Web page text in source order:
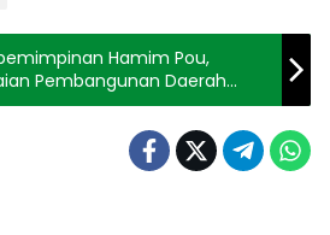
Hamim Pou,
Pembangunan Daerah